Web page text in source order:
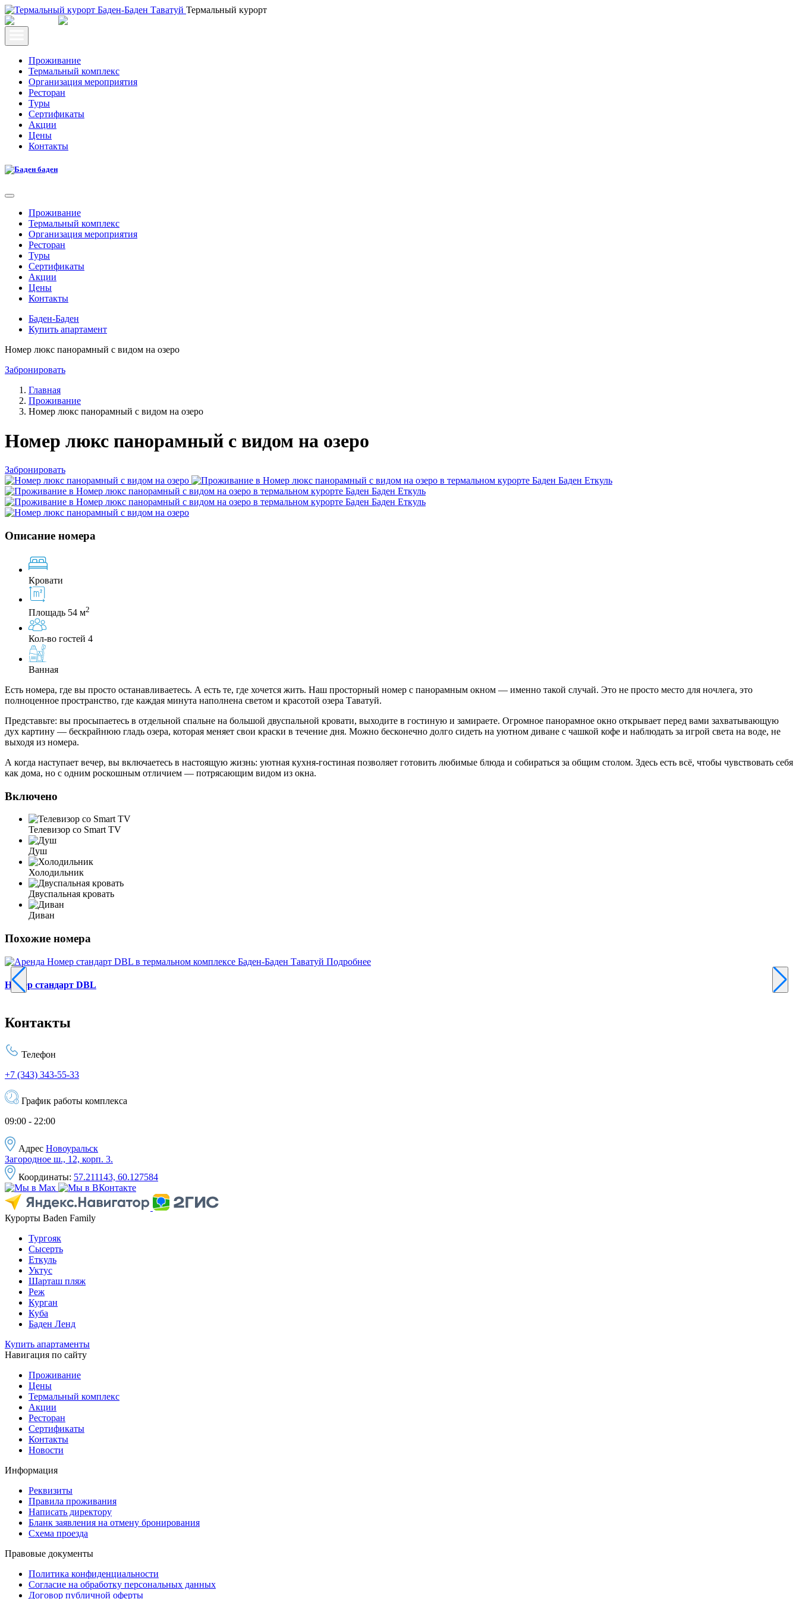
Термальный курорт
Проживание
Термальный комплекс
Организация мероприятия
Ресторан
Туры
Сертификаты
Акции
Цены
Контакты
Проживание
Термальный комплекс
Организация мероприятия
Ресторан
Туры
Сертификаты
Акции
Цены
Контакты
Баден-Баден
Купить апартамент
Номер люкс панорамный с видом на озеро
Забронировать
Главная
Проживание
Номер люкс панорамный с видом на озеро
Номер люкс панорамный с видом на озеро
Забронировать
Описание номера
Кровати
Площадь 54 м2
Кол-во гостей 4
Ванная
Есть номера, где вы просто останавливаетесь. А есть те, где хочется жить. Наш просторный номер с панорамным окном — именно такой случай. Это не просто место для ночлега, это
полноценное пространство, где каждая минута наполнена светом и красотой озера Таватуй.
Представьте: вы просыпаетесь в отдельной спальне на большой двуспальной кровати, выходите в гостиную и замираете. Огромное панорамное окно открывает перед вами захватывающую
дух картину — бескрайнюю гладь озера, которая меняет свои краски в течение дня. Можно бесконечно долго сидеть на уютном диване с чашкой кофе и наблюдать за игрой света на воде, не
выходя из номера.
А когда наступает вечер, вы включаетесь в настоящую жизнь: уютная кухня-гостиная позволяет готовить любимые блюда и собираться за общим столом. Здесь есть всё, чтобы чувствовать себя
как дома, но с одним роскошным отличием — потрясающим видом из окна.
Включено
Телевизор со Smart TV
Душ
Холодильник
Двуспальная кровать
Диван
Похожие номера
Подробнее
Номер стандарт DBL
Контакты
Телефон
+7 (343) 343-55-33
График работы комплекса
09:00 - 22:00
Адрес Новоуральск
Загородное ш., 12, корп. 3.
Координаты: 57.211143, 60.127584
Курорты Baden Family
Тургояк
Сысерть
Еткуль
Уктус
Шарташ пляж
Реж
Курган
Куба
Баден Ленд
Купить апартаменты
Навигация по сайту
Проживание
Цены
Термальный комплекс
Акции
Ресторан
Сертификаты
Контакты
Новости
Информация
Реквизиты
Правила проживания
Написать директору
Бланк заявления на отмену бронирования
Схема проезда
Правовые документы
Политика конфиденциальности
Согласие на обработку персональных данных
Договор публичной оферты